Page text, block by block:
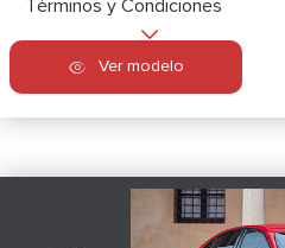
Términos y Condiciones
Ver modelo